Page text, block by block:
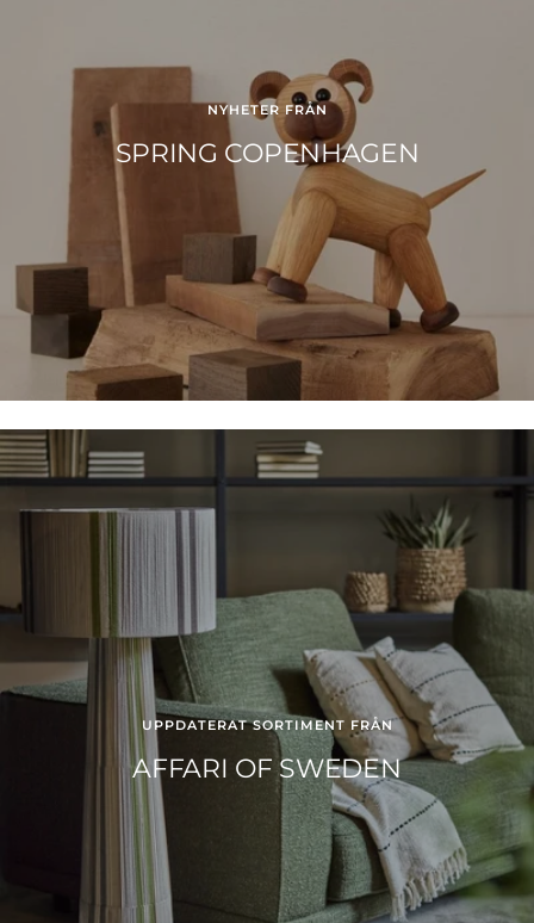
NYHETER FRÅN
SPRING COPENHAGEN
UPPDATERAT SORTIMENT FRÅN
AFFARI OF SWEDEN